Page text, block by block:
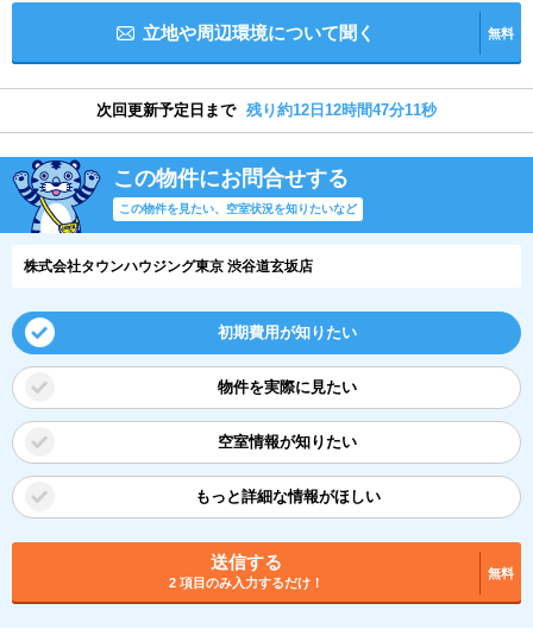
立地や周辺環境について聞く 無料
次回更新予定日まで 残り約12日12時間47分10秒
この物件にお問合せする
この物件を見たい、空室状況を知りたいなど
株式会社タウンハウジング東京 渋谷道玄坂店
初期費用が知りたい
物件を実際に見たい
空室情報が知りたい
もっと詳細な情報がほしい
送信する
2 項目のみ入力するだけ！
無料